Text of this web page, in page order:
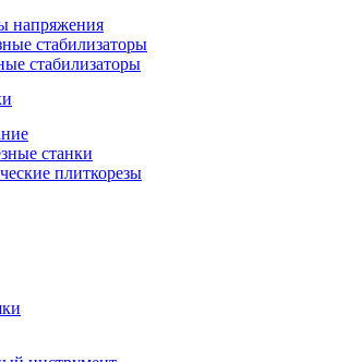
напряжения
стабилизаторы
стабилизаторы
станки
плиткорезы